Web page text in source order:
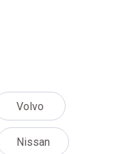
Volvo
Nissan